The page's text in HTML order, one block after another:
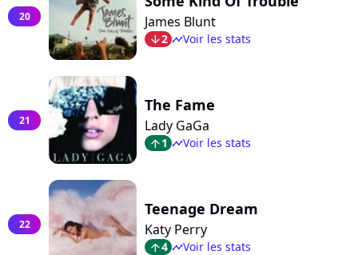
20 James Blunt
arrow_bot2 timelineVoir les stats
21
The Fame
Lady GaGa
arrow_top1 timelineVoir les stats
22
Teenage Dream
Katy Perry
arrow_top4 timelineVoir les stats